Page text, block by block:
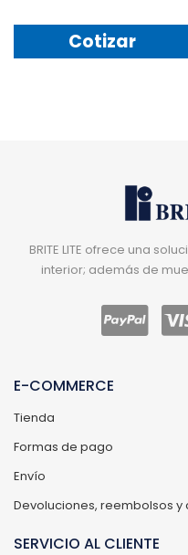
Cotizar
BRITE LITE ofrece una
interior; además de
E-COMMERCE
Tienda
Formas de pago
Envío
Devoluciones, reembolsos
SERVICIO AL CLIENTE